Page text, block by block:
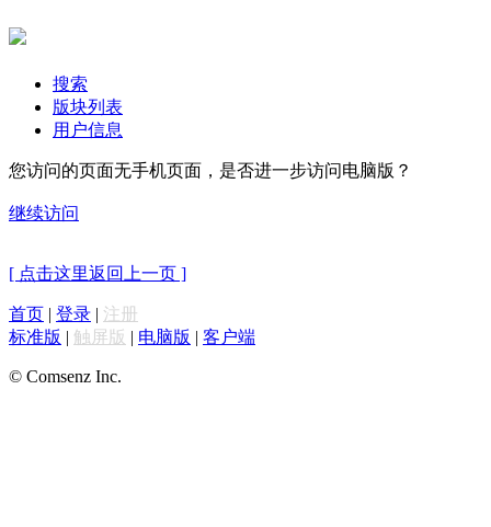
搜索
版块列表
用户信息
您访问的页面无手机页面，是否进一步访问电脑版？
继续访问
[ 点击这里返回上一页 ]
首页 | 登录 | 注册
标准版 | 触屏版 | 电脑版 | 客户端
© Comsenz Inc.